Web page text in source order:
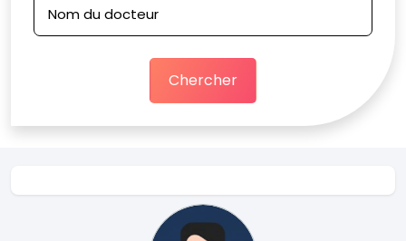
Chercher